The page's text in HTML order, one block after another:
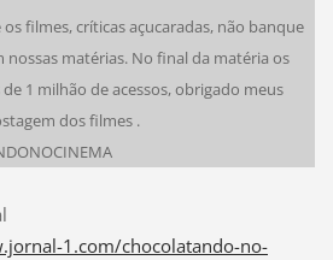
filmes, críticas açucaradas, não banque
nossas matérias. No final da matéria os
1 milhão de acessos, obrigado meus
dos filmes .
1.com/chocolatando-no-